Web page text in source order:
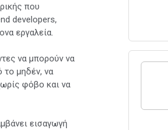
που
developers,
εργαλεία.
να μπορούν να
το μηδέν, να
φόβο και να
εισαγωγή